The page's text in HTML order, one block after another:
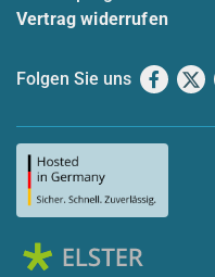
Vertrag widerrufen
Folgen Sie uns X